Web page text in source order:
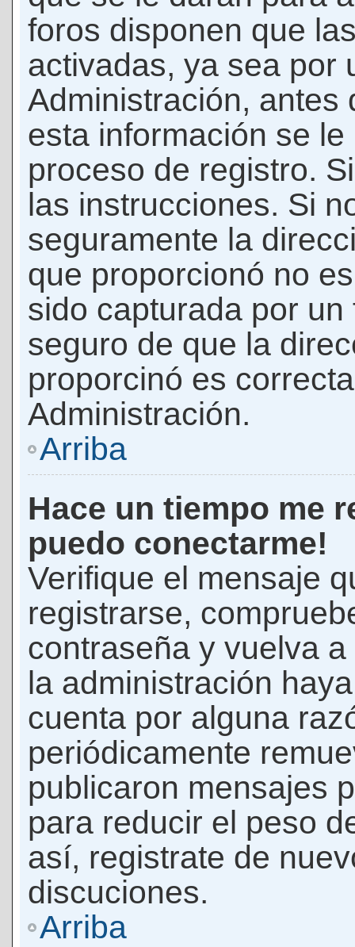
foros disponen que
activadas, ya sea por
Administración, antes
esta información se
proceso de registro.
las instrucciones. Si
seguramente la
que proporcionó no
sido capturada por
seguro de que la
proporcinó es
Administración.
Arriba
Hace un tiempo me
puedo conectarme!
Verifique el mensaje
registrarse,
contraseña y vuelva
la administración
cuenta por alguna
periódicamente
publicaron mensajes
para reducir el peso
así, registrate de
discuciones.
Arriba